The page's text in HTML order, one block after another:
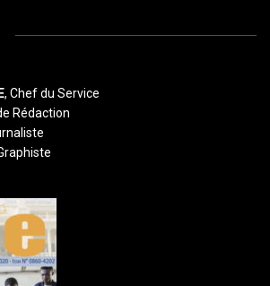
, Chef du Service
Rédaction